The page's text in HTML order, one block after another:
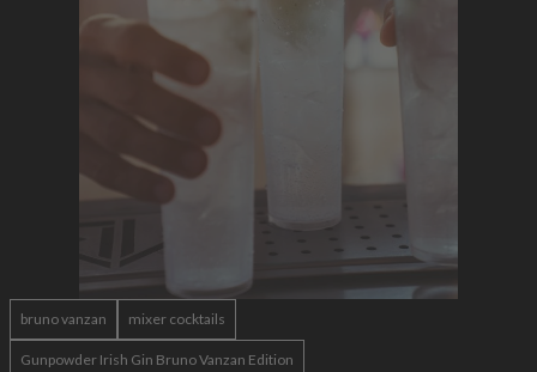
bruno vanzan mixer cocktails
Gunpowder Irish Gin Bruno Vanzan Edition